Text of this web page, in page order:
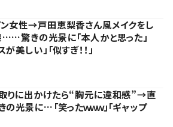
女性→戸田恵梨香さん風メイクをし
驚きの光景に「本人かと思った」
が美しい」「似すぎ！！」
りに出かけたら“胸元に違和感”→直
の光景に…「笑ったｗｗｗ」「ギャップ